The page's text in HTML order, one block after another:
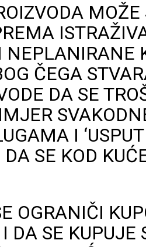
MOŽE
ČEGA
DA SE
I
SE KOD
OGRANIČI
DA SE KUPUJE